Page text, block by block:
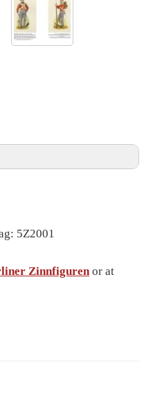
5Z2001
Zinnfigurenor at